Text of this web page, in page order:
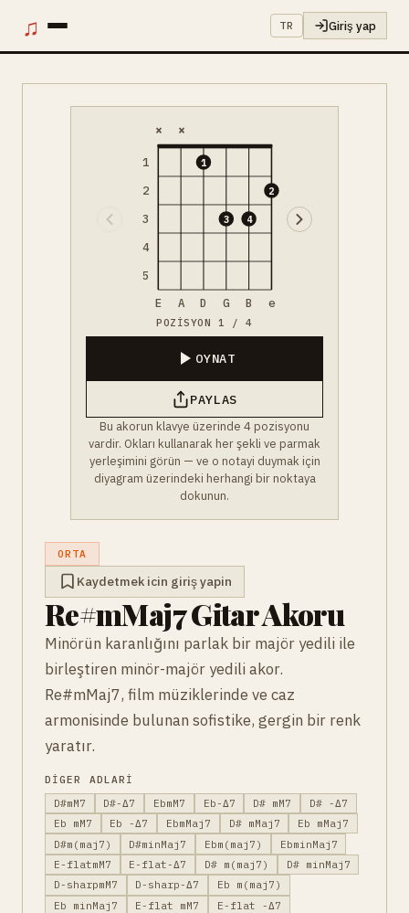
♫ TR Giriş yap
1
2
3
4
5
× ×
1
3 4
2
E A D G B e
POZISYON 1 / 4
OYNAT
PAYLAS
Bu akorun klavye üzerinde 4 pozisyonu
vardir. Okları kullanarak her şekli ve parmak
yerleşimini görün — ve o notayi duymak için
diyagram üzerindeki herhangi bir noktaya
dokunun.
ORTA
Kaydetmek icin giriş yapin
Re#mMaj7 Gitar Akoru
Minörün karanlığını parlak bir majör yedili ile
birleştiren minör-majör yedili akor.
Re#mMaj7, film müziklerinde ve caz
armonisinde bulunan sofistike, gergin bir renk
yaratır.
DIGER ADLARI
D#mM7
D#-Δ7 EbmM7 Eb-Δ7 D# mM7
D# -Δ7
Eb mM7
Eb -Δ7 EbmMaj7 D# mMaj7
Eb mMaj7
D#m(maj7)
D#minMaj7 Ebm(maj7)
EbminMaj7
E-flatmM7
E-flat-Δ7 D# m(maj7)
D# minMaj7
D-sharpmM7
D-sharp-Δ7
Eb m(maj7)
Eb minMaj7
E-flat mM7
E-flat -Δ7